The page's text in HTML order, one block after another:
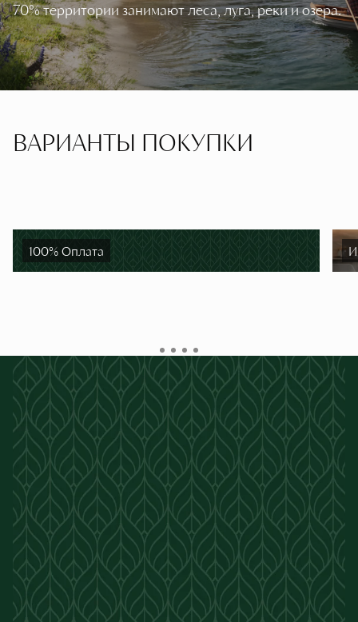
70% территории занимают леса, луга, реки и озера.
ВАРИАНТЫ ПОКУПКИ
100% Оплата